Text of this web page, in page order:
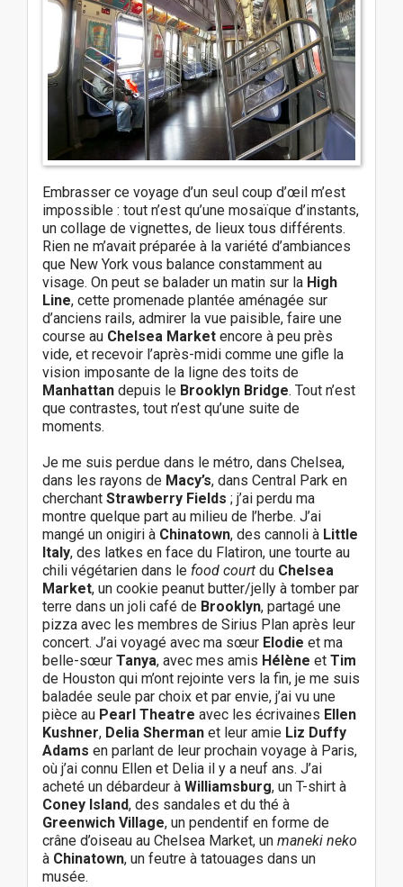
Embrasser ce voyage d’un seul coup d’œil m’est
impossible : tout n’est qu’une mosaïque d’instants,
un collage de vignettes, de lieux tous différents.
Rien ne m’avait préparée à la variété d’ambiances
que New York vous balance constamment au
visage. On peut se balader un matin sur la High
Line, cette promenade plantée aménagée sur
d’anciens rails, admirer la vue paisible, faire une
course au Chelsea Market encore à peu près
vide, et recevoir l’après-midi comme une gifle la
vision imposante de la ligne des toits de
Manhattan depuis le Brooklyn Bridge. Tout n’est
que contrastes, tout n’est qu’une suite de
moments.
Je me suis perdue dans le métro, dans Chelsea,
dans les rayons de Macy’s, dans Central Park en
cherchant Strawberry Fields ; j’ai perdu ma
montre quelque part au milieu de l’herbe. J’ai
mangé un onigiri à Chinatown, des cannoli à Little
Italy, des latkes en face du Flatiron, une tourte au
chili végétarien dans le food court du Chelsea
Market, un cookie peanut butter/jelly à tomber par
terre dans un joli café de Brooklyn, partagé une
pizza avec les membres de Sirius Plan après leur
concert. J’ai voyagé avec ma sœur Elodie et ma
belle-sœur Tanya, avec mes amis Hélène et Tim
de Houston qui m’ont rejointe vers la fin, je me suis
baladée seule par choix et par envie, j’ai vu une
pièce au Pearl Theatre avec les écrivaines Ellen
Kushner, Delia Sherman et leur amie Liz Duffy
Adams en parlant de leur prochain voyage à Paris,
où j’ai connu Ellen et Delia il y a neuf ans. J’ai
acheté un débardeur à Williamsburg, un T-shirt à
Coney Island, des sandales et du thé à
Greenwich Village, un pendentif en forme de
crâne d’oiseau au Chelsea Market, un maneki neko
à Chinatown, un feutre à tatouages dans un
musée.